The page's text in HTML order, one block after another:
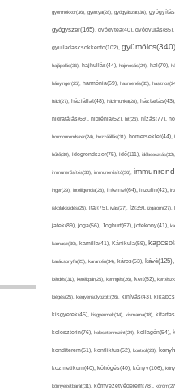
gyermekkor(36), gyertya(28), gyógyászat(36),
gyógyszer(165), gyógytea(40), gyógyulás(85),
gyulladáscsökkentő(102), gyümölcs(340),
hajápolás(36), hajhullás(44), hajmosás(24), hal(70),
hányinger(25), harmónia(69), hasmenés(35),
házi(27), háziállat(48), házimunka(28), háztartás(43),
hidratálás(69), higiénia(52), hit(26), hízás(77),
hormonrendszer(24), hozzáállás(31), hőmérséklet(44),
hűtő(30), idegrendszer(75), idő(111), időbeosztás(32),
immunerősítés(30), immunerősítő(36),
inger(29), intelligencia(28), internet(64), inzulin(42),
iskolakezdés(25), ital(75), ivás(27), íz(39), izgalom(27),
játék(89), jóga(56), Joghurt(67), jótékony(41),
kamasz(30), kamilla(41), Kánikula(59),
karácsonyfa(25), karantén(34), káros(53), kávé(125),
kérdés(31), kerékpár(25), keringés(26), kert(52),
kiégés(25), kiegyensúlyozott(26), kihívás(43),
kisgyerek(45), kisgyermek(34), kismama(38),
koleszterin(76), koleszterinszint(24), kollagén(54),
konditerem(51), konfliktus(52), kontroll(28),
kozmetikum(40), köhögés(40), könyv(106),
környezetbarát(31), környezetvédelem(78),